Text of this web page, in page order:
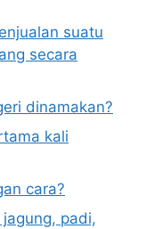
suatu
secara
dinamakan?
kali
cara?
padi,